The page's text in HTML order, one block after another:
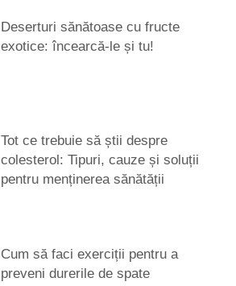
Deserturi sănătoase cu fructe
exotice: încearcă-le și tu!
Tot ce trebuie să știi despre
colesterol: Tipuri, cauze și soluții
pentru menținerea sănătății
Cum să faci exerciții pentru a
preveni durerile de spate